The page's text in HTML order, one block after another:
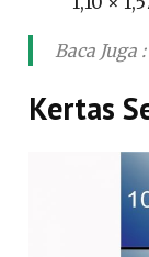
Baca Juga
Kertas